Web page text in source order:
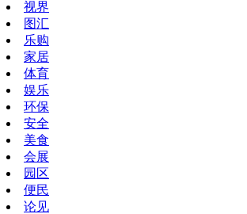
视界
图汇
乐购
家居
体育
娱乐
环保
安全
美食
会展
园区
便民
论见